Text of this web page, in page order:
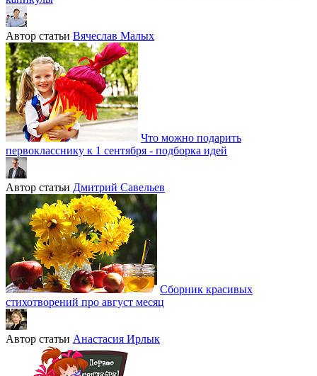
Автор статьи Вячеслав Малых
Что можно подарить
первокласснику к 1 сентября - подборка идей
Автор статьи Дмитрий Савельев
Сборник красивых
стихотворений про август месяц
Автор статьи Анастасия Ирлык